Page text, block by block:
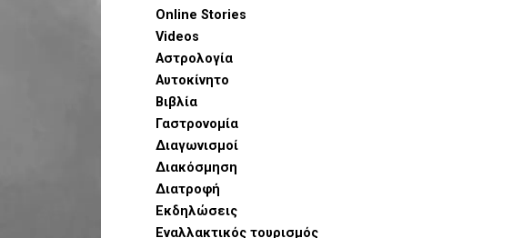
Online Stories
Videos
Αστρολογία
Αυτοκίνητο
Βιβλία
Γαστρονομία
Διαγωνισμοί
Διακόσμηση
Διατροφή
Εκδηλώσεις
Εναλλακτικός τουρισμός